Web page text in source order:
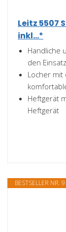
Leitz 5507
inkl...*
Handliche
den
Locher
Heftgerät
Heftgerät
BESTSELLER NR. 9